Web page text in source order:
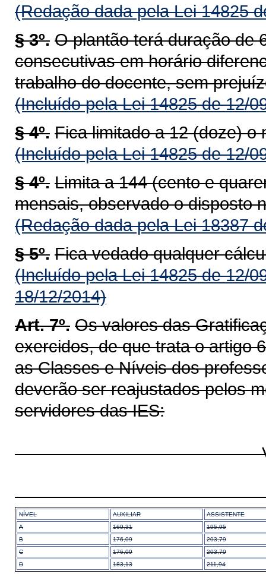
(Redação dada pela Lei 14825
§ 3º. O plantão terá duração de
consecutivas em horário
trabalho do docente, sem
(Incluído pela Lei 14825 de 12/
§ 4º. Fica limitado a 12 (doze) o
(Incluído pela Lei 14825 de 12/
§ 4º. Limita a 144 (cento e
mensais, observado o disposto
(Redação dada pela Lei 18387
§ 5º. Fica vedado qualquer
(Incluído pela Lei 14825 de 12/
18/12/2014)
Art. 7º. Os valores das
exercidos, de que trata o artigo
as Classes e Níveis dos
deverão ser reajustados pelos
servidores das IES:
VALOR POR
NÍVEL AUXILIAR
ASSISTENTE
A
169,31
195,95
B
176,09
203,79
C
176,09
203,79
D
183,13 211,94